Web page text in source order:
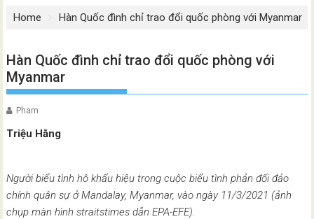
Home Hàn Quốc đình chỉ trao đổi quốc phòng với Myanmar
Hàn Quốc đình chỉ trao đổi quốc phòng với
Myanmar
Pham
Triệu Hằng
Người biểu tình hô khẩu hiệu trong cuộc biểu tình phản đối đảo
chính quân sự ở Mandalay, Myanmar, vào ngày 11/3/2021 (ảnh
chụp màn hình straitstimes dẫn EPA-EFE).